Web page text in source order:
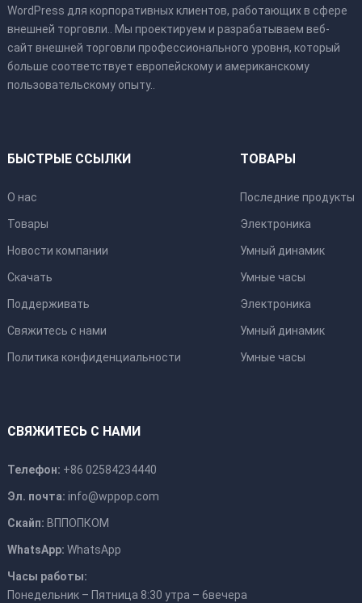
WordPress для корпоративных клиентов, работающих в сфере
внешней торговли.. Мы проектируем и разрабатываем веб-
сайт внешней торговли профессионального уровня, который
больше соответствует европейскому и американскому
пользовательскому опыту..
БЫСТРЫЕ ССЫЛКИ
О нас
Товары
Новости компании
Скачать
Поддерживать
Свяжитесь с нами
Политика конфиденциальности
ТОВАРЫ
Последние продукты
Электроника
Умный динамик
Умные часы
Электроника
Умный динамик
Умные часы
СВЯЖИТЕСЬ С НАМИ
Телефон: +86 02584234440
Эл. почта: info@wppop.com
Скайп: ВППОПКОМ
WhatsApp: WhatsApp
Часы работы:
Понедельник – Пятница 8:30 утра – 6вечера